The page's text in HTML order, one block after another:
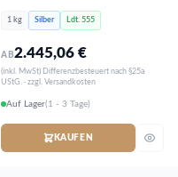
1 kg Silber Ldt. 555
AB2.445,06€
(inkl. MwSt) Differenzbesteuert nach §25a
UStG. · zzgl. Versandkosten
Auf Lager(1 - 3 Tage)
KAUFEN